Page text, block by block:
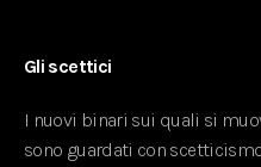
Gli scettici
I nuovi binari sui quali si
sono guardati con